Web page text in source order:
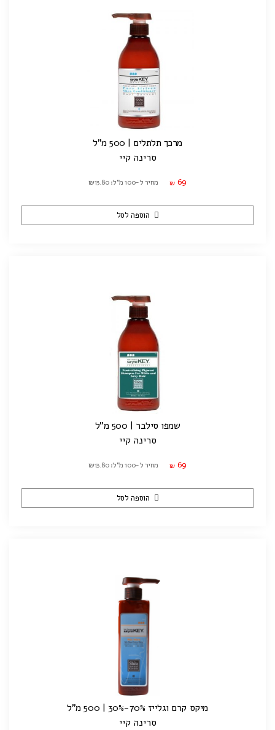
מרכך תלתלים | 500 מ"ל
סרינה קיי
₪ 69 מחיר ל-100 מ"ל: ₪13.80
הוספה לסל
שמפו סילבר | 500 מ"ל
סרינה קיי
₪ 69 מחיר ל-100 מ"ל: ₪13.80
הוספה לסל
מיקס קרם וגלייז 70%-30% | 500 מ"ל
סרינה קיי